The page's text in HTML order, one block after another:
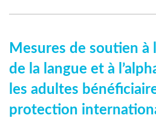
Mesures de soutien à
de la langue et à
les adultes
protection